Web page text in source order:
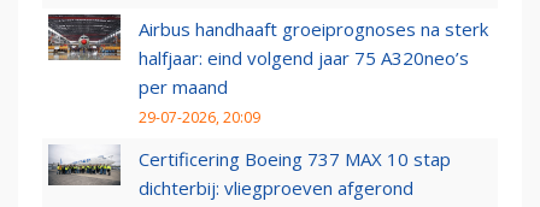
Airbus handhaaft groeiprognoses na sterk
halfjaar: eind volgend jaar 75 A320neo’s
per maand
29-07-2026, 20:09
Certificering Boeing 737 MAX 10 stap
dichterbij: vliegproeven afgerond